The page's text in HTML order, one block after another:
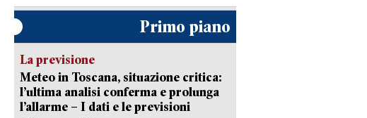
Primo piano
La previsione
Meteo in Toscana, situazione critica:
l’ultima analisi conferma e prolunga
l’allarme – I dati e le previsioni